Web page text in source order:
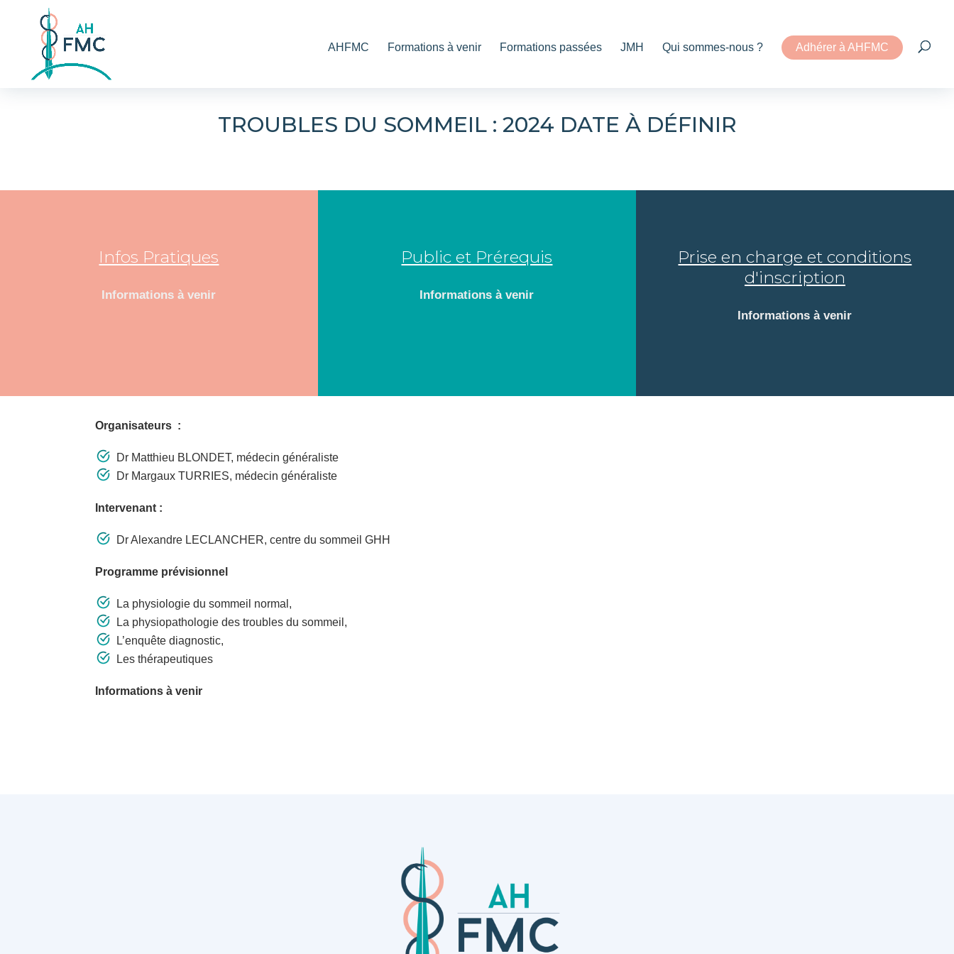
AHFMC Formations à venir Formations passées JMH Qui sommes-nous ? Adhérer à AHFMC
TROUBLES DU SOMMEIL : 2024 DATE À DÉFINIR
Infos Pratiques
Informations à venir
Public et Prérequis
Informations à venir
Prise en charge et conditions
d'inscription
Informations à venir
Organisateurs :
Dr Matthieu BLONDET, médecin généraliste
Dr Margaux TURRIES, médecin généraliste
Intervenant :
Dr Alexandre LECLANCHER, centre du sommeil GHH
Programme prévisionnel
La physiologie du sommeil normal,
La physiopathologie des troubles du sommeil,
L’enquête diagnostic,
Les thérapeutiques
Informations à venir